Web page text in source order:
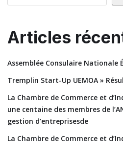
Articles
Assemblée Consulaire Nationale
Tremplin Start-Up UEMOA »
La Chambre de Commerce et
une centaine des membres de
gestion d’entreprisesde
La Chambre de Commerce et